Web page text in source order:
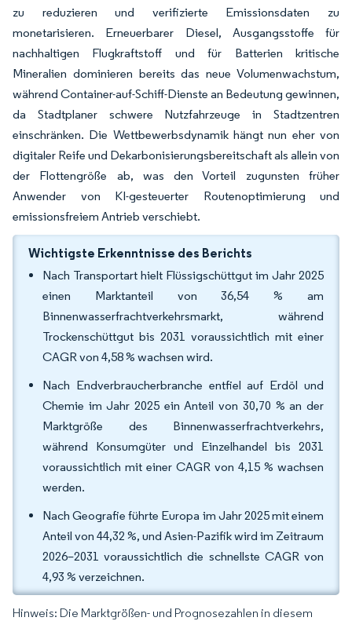
zu reduzieren und verifizierte Emissionsdaten zu
monetarisieren. Erneuerbarer Diesel, Ausgangsstoffe für
nachhaltigen Flugkraftstoff und für Batterien kritische
Mineralien dominieren bereits das neue Volumenwachstum,
während Container-auf-Schiff-Dienste an Bedeutung gewinnen,
da Stadtplaner schwere Nutzfahrzeuge in Stadtzentren
einschränken. Die Wettbewerbsdynamik hängt nun eher von
digitaler Reife und Dekarbonisierungsbereitschaft als allein von
der Flottengröße ab, was den Vorteil zugunsten früher
Anwender von KI-gesteuerter Routenoptimierung und
emissionsfreiem Antrieb verschiebt.
Wichtigste Erkenntnisse des Berichts
Nach Transportart hielt Flüssigschüttgut im Jahr 2025
einen Marktanteil von 36,54 % am
Binnenwasserfrachtverkehrsmarkt, während
Trockenschüttgut bis 2031 voraussichtlich mit einer
CAGR von 4,58 % wachsen wird.
Nach Endverbraucherbranche entfiel auf Erdöl und
Chemie im Jahr 2025 ein Anteil von 30,70 % an der
Marktgröße des Binnenwasserfrachtverkehrs,
während Konsumgüter und Einzelhandel bis 2031
voraussichtlich mit einer CAGR von 4,15 % wachsen
werden.
Nach Geografie führte Europa im Jahr 2025 mit einem
Anteil von 44,32 %, und Asien-Pazifik wird im Zeitraum
2026–2031 voraussichtlich die schnellste CAGR von
4,93 % verzeichnen.
Hinweis: Die Marktgrößen- und Prognosezahlen in diesem